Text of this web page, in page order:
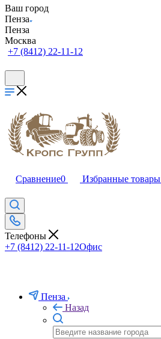
Ваш город
Пенза
Пенза
Москва
+7 (8412) 22-11-12
Сравнение0 Избранные товары
Телефоны
+7 (8412) 22-11-12Офис
Пенза
Назад